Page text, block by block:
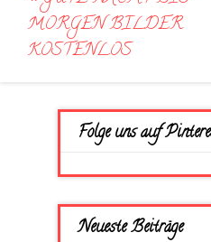
navigation
MORGEN BILDER
KOSTENLOS
Folge uns auf
Neueste Beiträge